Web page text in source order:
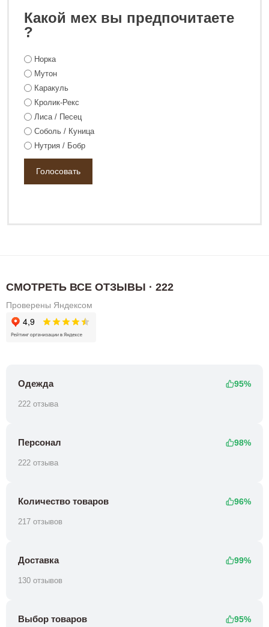
138 800 ₽
Какой мех вы предпочитаете
?
Норка
Мутон
Каракуль
Кролик-Рекс
Лиса / Песец
Соболь / Куница
Нутрия / Бобр
СМОТРЕТЬ ВСЕ ОТЗЫВЫ · 222
Проверены Яндексом
Одежда 95%
222 отзыва
Персонал 98%
222 отзыва
Количество товаров 96%
217 отзывов
Доставка 99%
130 отзывов
Выбор товаров 95%